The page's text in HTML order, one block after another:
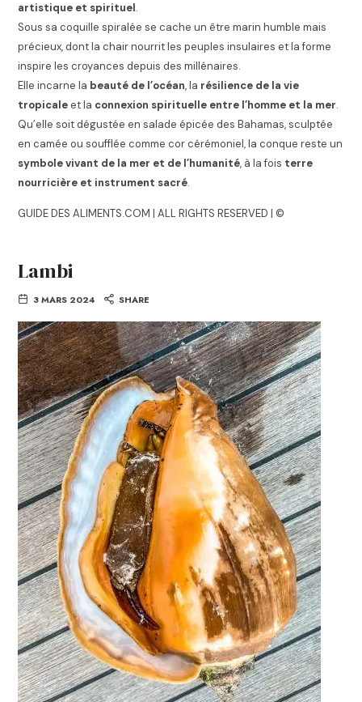
artistique et spirituel.
Sous sa coquille spiralée se cache un être marin humble mais
précieux, dont la chair nourrit les peuples insulaires et la forme
inspire les croyances depuis des millénaires.
Elle incarne la beauté de l’océan, la résilience de la vie
tropicaleet la connexion spirituelle entre l’homme et la mer.
Qu’elle soit dégustée en salade épicée des Bahamas, sculptée
en camée ou soufflée comme cor cérémoniel, la conque reste un
symbole vivant de la mer et de l’humanité, à la fois terre
nourricière et instrument sacré.
GUIDE DES ALIMENTS.COM | ALL RIGHTS RESERVED | ©
Lambi
3 MARS 2024 SHARE